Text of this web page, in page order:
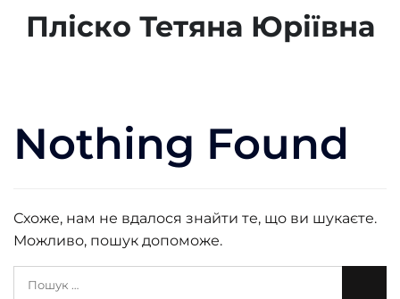
Пліско Тетяна Юріївна
Nothing Found
Схоже, нам не вдалося знайти те, що ви шукаєте.
Можливо, пошук допоможе.